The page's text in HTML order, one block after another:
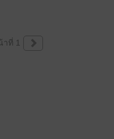
าที่ 1